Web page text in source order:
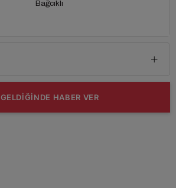
Bağcıklı
GELDİĞİNDE HABER VER